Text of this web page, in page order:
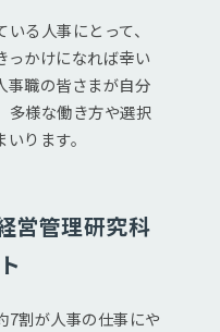
る人事にとって、
っかけになれば幸い
事職の皆さまが自分
多様な働き方や選択
ります。
営管理研究科
7割が人事の仕事にや